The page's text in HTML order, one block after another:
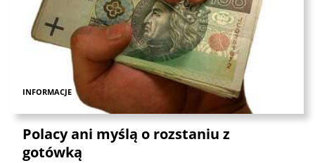
INFORMACJE
Polacy ani myślą o rozstaniu z
gotówką